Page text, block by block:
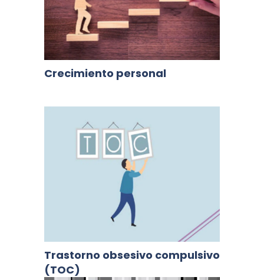
Crecimiento personal
Trastorno obsesivo compulsivo
(TOC)